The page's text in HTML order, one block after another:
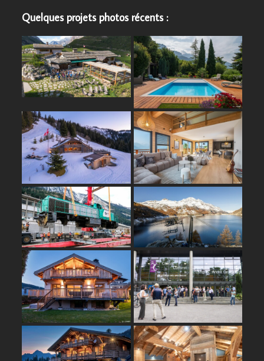
Quelques projets photos récents :